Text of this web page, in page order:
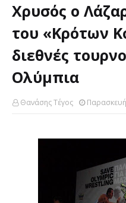
Χρυσός ο
του «Κρότων
διεθνές
Ολύμπια
Θανάσης Τέγος